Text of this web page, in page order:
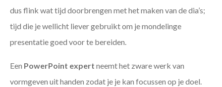
dus flink wat tijd doorbrengen met het maken van de dia’s;
tijd die je wellicht liever gebruikt om je mondelinge
presentatie goed voor te bereiden.
Een PowerPoint expert neemt het zware werk van
vormgeven uit handen zodat je je kan focussen op je doel.